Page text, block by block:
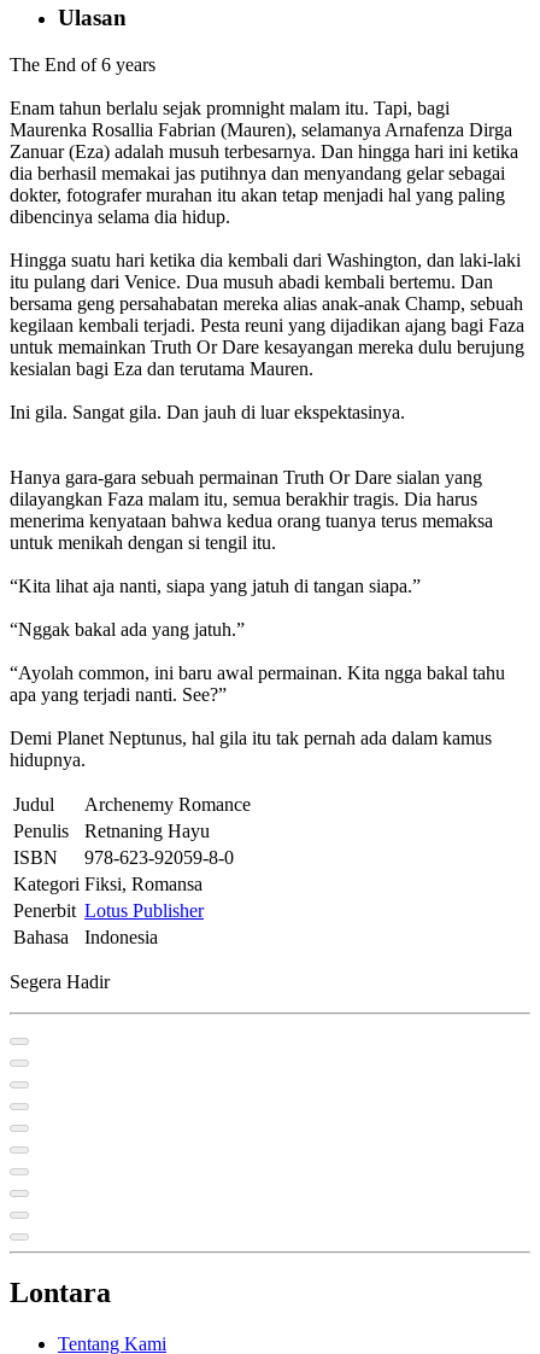
Ulasan
The End of 6 years
Enam tahun berlalu sejak promnight malam itu. Tapi, bagi
Maurenka Rosallia Fabrian (Mauren), selamanya Arnafenza Dirga
Zanuar (Eza) adalah musuh terbesarnya. Dan hingga hari ini ketika
dia berhasil memakai jas putihnya dan menyandang gelar sebagai
dokter, fotografer murahan itu akan tetap menjadi hal yang paling
dibencinya selama dia hidup.
Hingga suatu hari ketika dia kembali dari Washington, dan laki-laki
itu pulang dari Venice. Dua musuh abadi kembali bertemu. Dan
bersama geng persahabatan mereka alias anak-anak Champ, sebuah
kegilaan kembali terjadi. Pesta reuni yang dijadikan ajang bagi Faza
untuk memainkan Truth Or Dare kesayangan mereka dulu berujung
kesialan bagi Eza dan terutama Mauren.
Ini gila. Sangat gila. Dan jauh di luar ekspektasinya.
Hanya gara-gara sebuah permainan Truth Or Dare sialan yang
dilayangkan Faza malam itu, semua berakhir tragis. Dia harus
menerima kenyataan bahwa kedua orang tuanya terus memaksa
untuk menikah dengan si tengil itu.
“Kita lihat aja nanti, siapa yang jatuh di tangan siapa.”
“Nggak bakal ada yang jatuh.”
“Ayolah common, ini baru awal permainan. Kita ngga bakal tahu
apa yang terjadi nanti. See?”
Demi Planet Neptunus, hal gila itu tak pernah ada dalam kamus
hidupnya.
Judul
Archenemy Romance
Penulis
Retnaning Hayu
ISBN
978-623-92059-8-0
Kategori Fiksi, Romansa
Penerbit Lotus Publisher
Bahasa
Indonesia
Segera Hadir
Lontara
Tentang Kami